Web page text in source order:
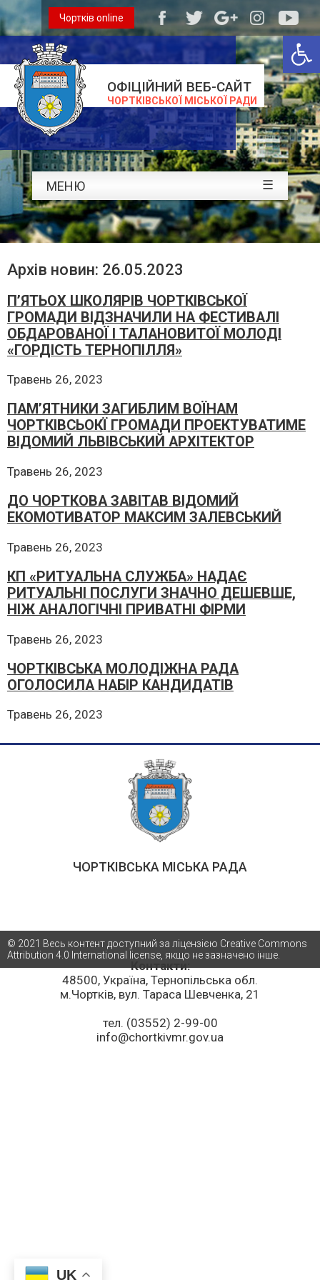
ОФІЦІЙНИЙ ВЕБ-САЙТ
ЧОРТКІВСЬКОЇ МІСЬКОЇ РАДИ
Чортків online
МЕНЮ ☰
Архів новин: 26.05.2023
П’ЯТЬОХ ШКОЛЯРІВ ЧОРТКІВСЬКОЇ
ГРОМАДИ ВІДЗНАЧИЛИ НА ФЕСТИВАЛІ
ОБДАРОВАНОЇ І ТАЛАНОВИТОЇ МОЛОДІ
«ГОРДІСТЬ ТЕРНОПІЛЛЯ»
Травень 26, 2023
ПАМ’ЯТНИКИ ЗАГИБЛИМ ВОЇНАМ
ЧОРТКІВСЬОКЇ ГРОМАДИ ПРОЕКТУВАТИМЕ
ВІДОМИЙ ЛЬВІВСЬКИЙ АРХІТЕКТОР
Травень 26, 2023
ДО ЧОРТКОВА ЗАВІТАВ ВІДОМИЙ
ЕКОМОТИВАТОР МАКСИМ ЗАЛЕВСЬКИЙ
Травень 26, 2023
КП «РИТУАЛЬНА СЛУЖБА» НАДАЄ
РИТУАЛЬНІ ПОСЛУГИ ЗНАЧНО ДЕШЕВШЕ,
НІЖ АНАЛОГІЧНІ ПРИВАТНІ ФІРМИ
Травень 26, 2023
ЧОРТКІВСЬКА МОЛОДІЖНА РАДА
ОГОЛОСИЛА НАБІР КАНДИДАТІВ
Травень 26, 2023
ЧОРТКІВСЬКА МІСЬКА РАДА
Контакти:
48500, Україна, Тернопільська обл.
м.Чортків, вул. Тараса Шевченка, 21
тел. (03552) 2-99-00
info@chortkivmr.gov.ua
© 2021 Весь контент доступний за ліцензією Creative Commons
Attribution 4.0 International license, якщо не зазначено інше.
UK